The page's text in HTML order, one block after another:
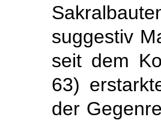
suggestiv
seit dem
63)
der